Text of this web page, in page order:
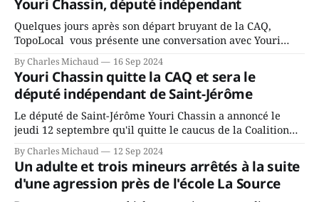
rassemblés en soirée pour leur traditionnel souper
Youri Chassin, député indépendant
Quelques jours après son départ bruyant de la CAQ,
TopoLocal vous présente une conversation avec Youri
Chassin. Nous avons causé de sa décision. Y songeait-il
depuis longtemps? Sera-t-il candidat indépendant dans 2
ans? Joindrait-il un autre parti, par exemple les
conservateurs d’Éric Duhaime? Que lui
By Charles Michaud 16 Sep 2024
Youri Chassin quitte la CAQ et sera le
député indépendant de Saint-Jérôme
Le député de Saint-Jérôme Youri Chassin a annoncé le
jeudi 12 septembre qu'il quitte le caucus de la Coalition
Avenir Québec de François Legault parce qu'il est déçu du
gouvernement de la CAQ, surtout de son incapacité, qu'il
juge chronique, à offrir des
By Charles Michaud 12 Sep 2024
Un adulte et trois mineurs arrêtés à la suite
d'une agression près de l'école La Source